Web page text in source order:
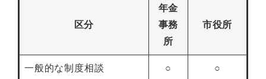
区分
年金
事務
所
市役所
一般的な制度相談 ○ ○